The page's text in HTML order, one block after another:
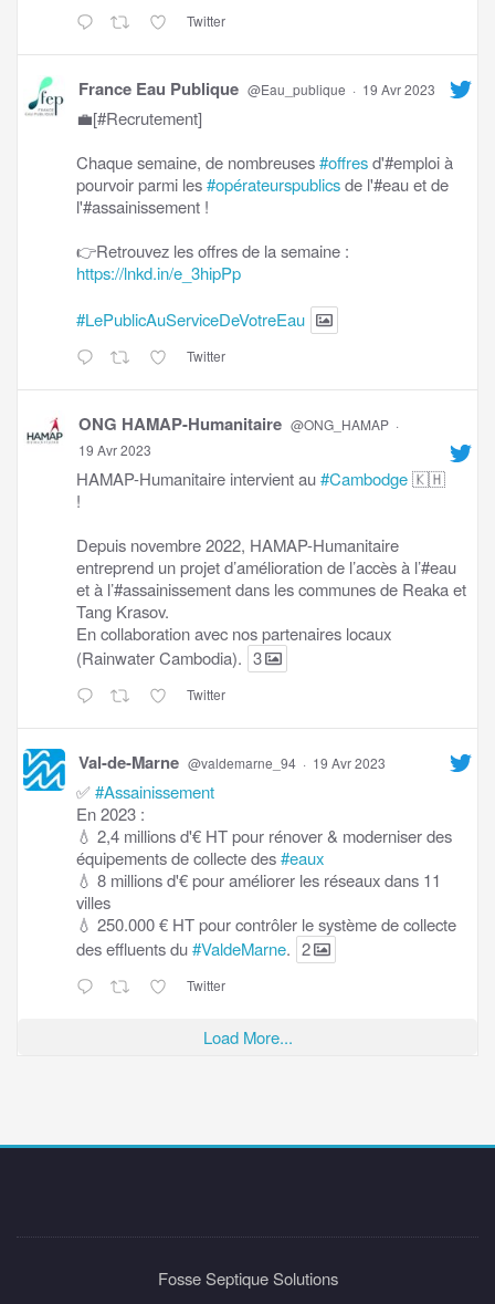
Twitter
France Eau Publique @Eau_publique · 19 Avr 2023
💼[#Recrutement]
Chaque semaine, de nombreuses#offresd'#emploi à
pourvoir parmi les#opérateurspublicsde l'#eau et de
l'#assainissement !
👉Retrouvez les offres de la semaine :
https://lnkd.in/e_3hipPp
#LePublicAuServiceDeVotreEau
Twitter
ONG HAMAP-Humanitaire @ONG_HAMAP ·
19 Avr 2023
HAMAP-Humanitaire intervient au#Cambodge🇰🇭
!
Depuis novembre 2022, HAMAP-Humanitaire
entreprend un projet d’amélioration de l’accès à l’#eau
et à l’#assainissement dans les communes de Reaka et
Tang Krasov.
En collaboration avec nos partenaires locaux
(Rainwater Cambodia). 3
Twitter
Val-de-Marne @valdemarne_94 · 19 Avr 2023
✅#Assainissement
En 2023 :
💧 2,4 millions d'€ HT pour rénover & moderniser des
équipements de collecte des#eaux
💧 8 millions d'€ pour améliorer les réseaux dans 11
villes
💧 250.000 € HT pour contrôler le système de collecte
des effluents du#ValdeMarne. 2
Twitter
Load More...
Fosse Septique Solutions